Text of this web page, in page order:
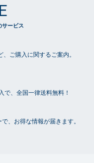
サービス
ご購入に関するご案内。
で、全国一律送料無料！
、お得な情報が届きます。